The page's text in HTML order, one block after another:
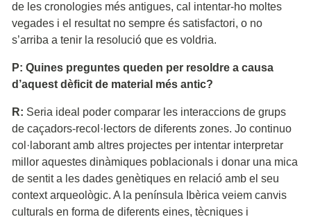
de les cronologies més antigues, cal intentar-ho moltes
vegades i el resultat no sempre és satisfactori, o no
s’arriba a tenir la resolució que es voldria.
P: Quines preguntes queden per resoldre a causa
d’aquest dèficit de material més antic?
R: Seria ideal poder comparar les interaccions de grups
de caçadors-recol·lectors de diferents zones. Jo continuo
col·laborant amb altres projectes per intentar interpretar
millor aquestes dinàmiques poblacionals i donar una mica
de sentit a les dades genètiques en relació amb el seu
context arqueològic. A la península Ibèrica veiem canvis
culturals en forma de diferents eines, tècniques i